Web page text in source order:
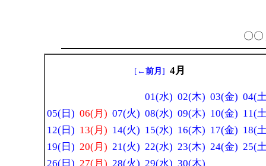
〇
[ ←前月 ] 4月
01(水) 02(木) 03(金) 04(
05(日) 06(月) 07(火) 08(水) 09(木) 10(金) 11(
12(日) 13(月) 14(火) 15(水) 16(木) 17(金) 18(
19(日) 20(月) 21(火) 22(水) 23(木) 24(金) 25(
26(日) 27(月) 28(火) 29(水) 30(木)